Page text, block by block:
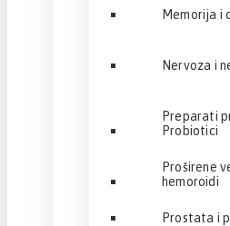
Memorija i
Nervoza i
Preparati
Probiotici
Proširene
hemoroidi
Prostata i